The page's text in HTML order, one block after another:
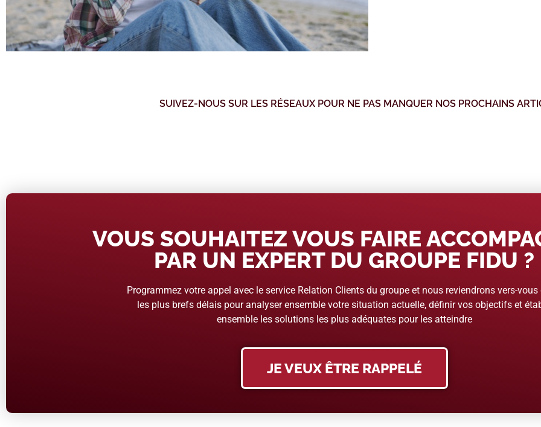
SUIVEZ-NOUS SUR LES RÉSEAUX POUR NE PAS MANQUER NOS PROCHAINS
VOUS SOUHAITEZ VOUS FAIRE
PAR UN EXPERT DU GROUPE FIDU ?
Programmez votre appel avec le service Relation Clients du groupe et nous reviendrons vers-vous
les plus brefs délais pour analyser ensemble votre situation actuelle, définir vos objectifs et
ensemble les solutions les plus adéquates pour les atteindre
JE VEUX ÊTRE RAPPELÉ